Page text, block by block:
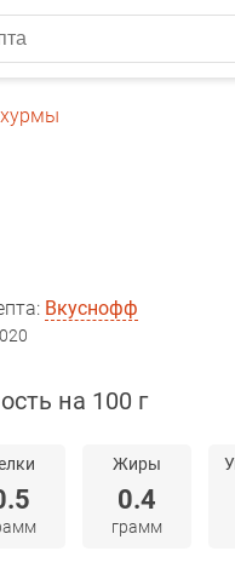
Вкуснофф
на 100 г
Жиры
0.4
грамм